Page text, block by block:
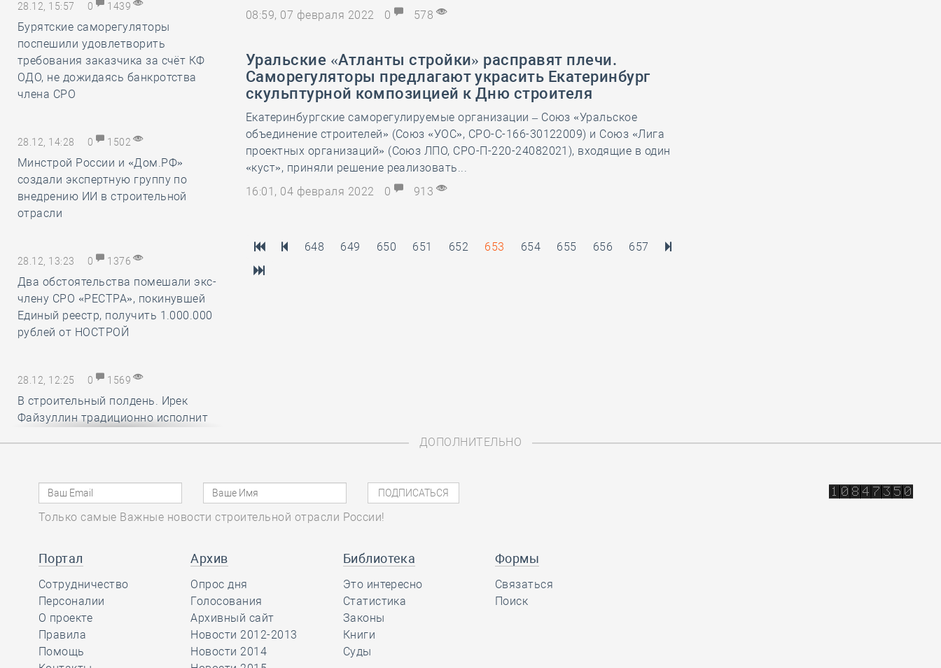
28.12, 15:57 0 1439
Бурятские саморегуляторы
поспешили удовлетворить
требования заказчика за счёт КФ
ОДО, не дожидаясь банкротства
члена СРО
28.12, 14:28 0 1502
Минстрой России и «Дом.РФ»
создали экспертную группу по
внедрению ИИ в строительной
отрасли
28.12, 13:23 0 1376
Два обстоятельства помешали экс-
члену СРО «РЕСТРА», покинувшей
Единый реестр, получить 1.000.000
рублей от НОСТРОЙ
28.12, 12:25 0 1569
В строительный полдень. Ирек
Файзуллин традиционно исполнит
28.12, 11:24 0
Минстрой и Главгосэкпертиза
вопросам применения механизма
компенсации удорожания цен на
строительные ресурсы
28.12, 10:16
СРО АСОНО избежала
08:59, 07 февраля 2022
0 578
Уральские «Атланты стройки» расправят плечи.
Саморегуляторы предлагают украсить Екатеринбург
скульптурной композицией к Дню строителя
Екатеринбургские саморегулируемые организации – Союз «Уральское
объединение строителей» (Союз «УОС», СРО-С-166-30122009) и Союз «Лига
проектных организаций» (Союз ЛПО, СРО-П-220-24082021), входящие в один
«куст», приняли решение реализовать...
16:01, 04 февраля 2022
0 913
648 649 650 651 652 653 654 655 656 657
ДОПОЛНИТЕЛЬНО
Только самые Важные новости строительной отрасли России!
Портал
Сотрудничество
Персоналии
О проекте
Правила
Помощь
Архив
Опрос дня
Голосования
Архивный сайт
Новости 2012-2013
Новости 2014
Библиотека
Это интересно
Статистика
Законы
Книги
Суды
Формы
Связаться
Поиск